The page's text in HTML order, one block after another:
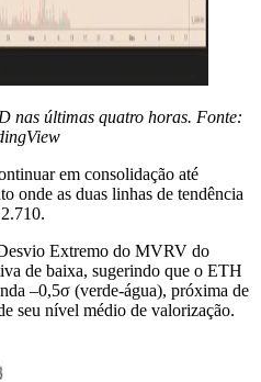
nas últimas quatro horas. Fonte:
em consolidação até
onde as duas linhas de tendência
Extremo do MVRV do
de baixa, sugerindo que o ETH
–0,5σ (verde-água), próxima de
seu nível médio de valorização.